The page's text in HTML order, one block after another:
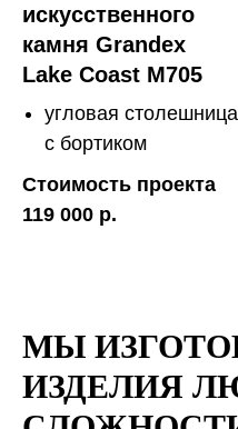
искусственного
камня Grandex
Lake Coast M705
угловая столешница
с бортиком
Стоимость проекта
119 000 р.
МЫ
ИЗДЕЛИЯ